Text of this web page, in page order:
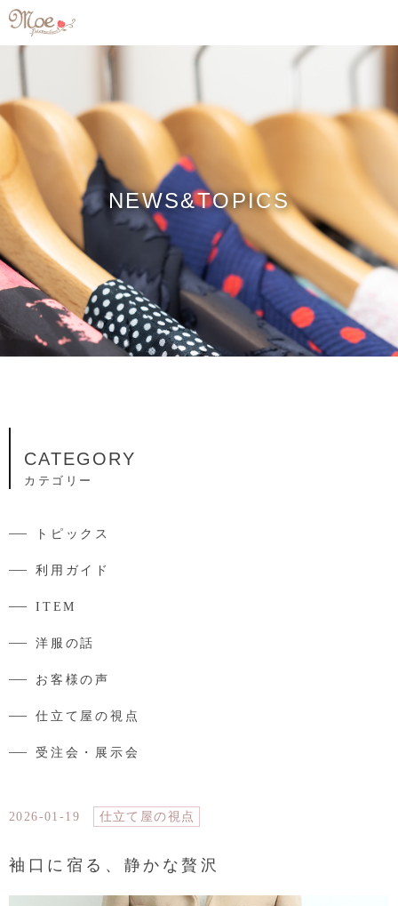
NEWS&TOPICS
CATEGORY
カテゴリー
トピックス
利用ガイド
ITEM
洋服の話
お客様の声
仕立て屋の視点
受注会・展示会
2026-01-19 仕立て屋の視点
袖口に宿る、静かな贅沢